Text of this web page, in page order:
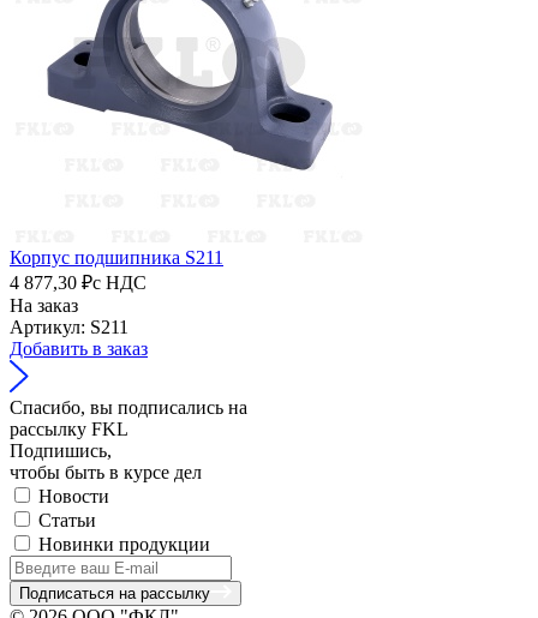
Корпус подшипника S211
4 877,30 ₽с НДС
На заказ
Артикул: S211
Добавить в заказ
Спасибо, вы подписались на
рассылку FKL
Подпишись,
чтобы быть в курсе дел
Новости
Статьи
Новинки продукции
Подписаться на рассылку